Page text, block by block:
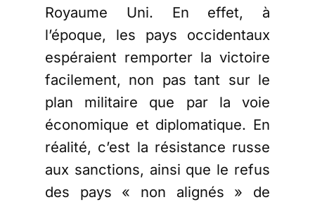
Royaume Uni. En effet, à
l’époque, les pays occidentaux
espéraient remporter la victoire
facilement, non pas tant sur le
plan militaire que par la voie
économique et diplomatique. En
réalité, c’est la résistance russe
aux sanctions, ainsi que le refus
des pays « non alignés » de